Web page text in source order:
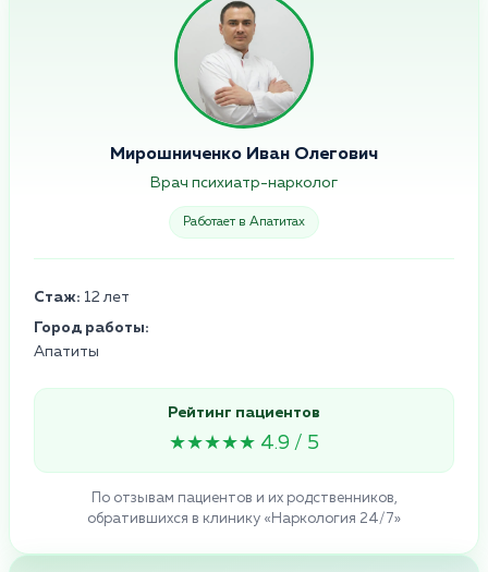
Мирошниченко Иван Олегович
Врач психиатр-нарколог
Работает в Апатитах
Стаж: 12 лет
Город работы:
Апатиты
Рейтинг пациентов
★★★★★ 4.9 / 5
По отзывам пациентов и их родственников,
обратившихся в клинику «Наркология 24/7»